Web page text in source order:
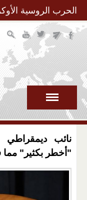
الحرب الروسية
نائب ديمقراطي
"أخطر بكثير" مما